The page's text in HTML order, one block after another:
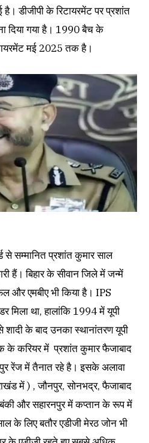
डीजीपी के रिटायरमेंट पर प्रशांत
दिया गया है। 1990 बैच के
मई 2025 तक है।
से सम्मानित प्रशांत कुमार साल
हैं। बिहार के सीवान जिले में जन्में
और एमबीए भी किया है। IPS
मिला था, हालांकि 1994 में यूपी
के बाद उनका स्थानांतरण यूपी
करियर में प्रशांत कुमार फैजाबाद
रेंज में तैनात रहे है। इसके अलावा
में ) , जौनपुर, सोनभद्र, फैजाबाद
और सहारनपुर में कप्तान के रूप में
के लिए बतौर एडीजी मेरठ जोन भी